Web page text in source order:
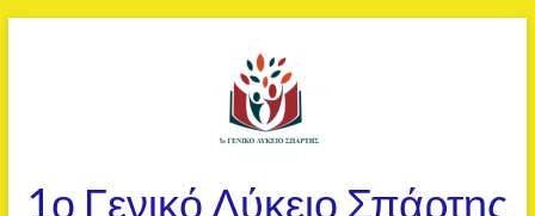
1ο Γενικό Λύκειο Σπάρτης